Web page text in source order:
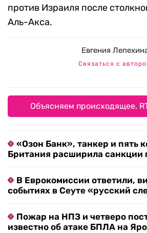
против Израиля после
Аль-Акса.
Евгения
Связаться с
Объясняем происходящее.
«Озон Банк», танкер и пять
Британия расширила санкции
В Еврокомиссии ответили,
событиях в Сеуте «русский
Пожар на НПЗ и четверо
известно об атаке БПЛА на